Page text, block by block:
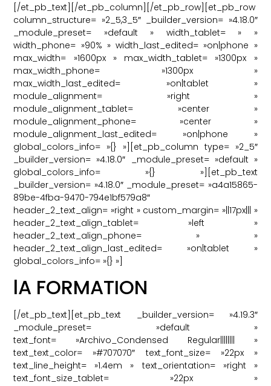
[/et_pb_text][/et_pb_column][/et_pb_row][et_pb_row
column_structure= »2_5,3_5″ _builder_version= »4.18.0″
_module_preset= »default » width_tablet= » »
width_phone= »90% » width_last_edited= »on|phone »
max_width= »1600px » max_width_tablet= »1300px »
max_width_phone= »1300px »
max_width_last_edited= »on|tablet »
module_alignment= »right »
module_alignment_tablet= »center »
module_alignment_phone= »center »
module_alignment_last_edited= »on|phone »
global_colors_info= »{} »][et_pb_column type= »2_5″
_builder_version= »4.18.0″ _module_preset= »default »
global_colors_info= »{} »][et_pb_text
_builder_version= »4.18.0″ _module_preset= »a4a15865-
89be-4fba-9470-794e1bf579a8″
header_2_text_align= »right » custom_margin= »||17px||| »
header_2_text_align_tablet= »left »
header_2_text_align_phone= » »
header_2_text_align_last_edited= »on|tablet »
global_colors_info= »{} »]
lA FORMATION
[/et_pb_text][et_pb_text _builder_version= »4.19.3″
_module_preset= »default »
text_font= »Archivo_Condensed Regular|||||||| »
text_text_color= »#707070″ text_font_size= »22px »
text_line_height= »1.4em » text_orientation= »right »
text_font_size_tablet= »22px »